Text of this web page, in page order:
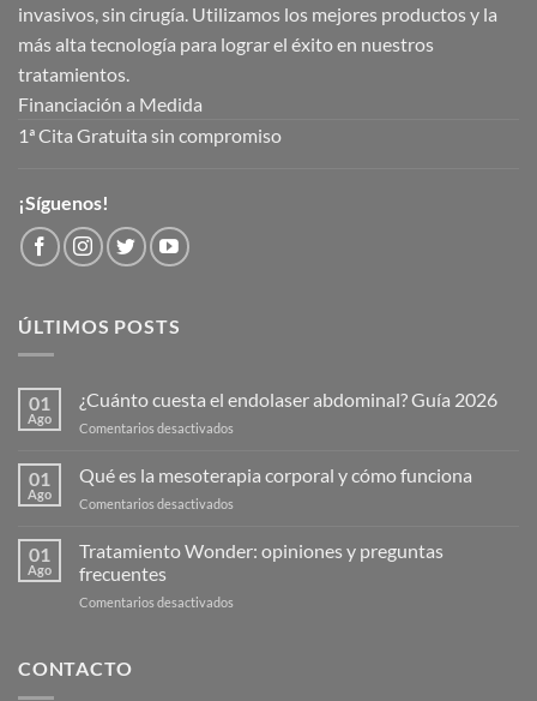
invasivos, sin cirugía. Utilizamos los mejores productos y la
más alta tecnología para lograr el éxito en nuestros
tratamientos.
Financiación a Medida
1ª Cita Gratuita sin compromiso
¡Síguenos!
ÚLTIMOS POSTS
01
Ago
¿Cuánto cuesta el endolaser abdominal? Guía 2026
Comentarios desactivados
cuesta
el
Guía
01
Ago
Qué es la mesoterapia corporal y cómo funciona
Comentarios desactivados
es
01
Ago
Tratamiento Wonder: opiniones y preguntas
frecuentes
Comentarios desactivados
CONTACTO